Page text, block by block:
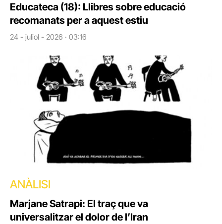
Educateca (18): Llibres sobre educació
recomanats per a aquest estiu
24 - juliol - 2026 · 03:16
ANÀLISI
Marjane Satrapi: El traç que va
universalitzar el dolor de l’Iran